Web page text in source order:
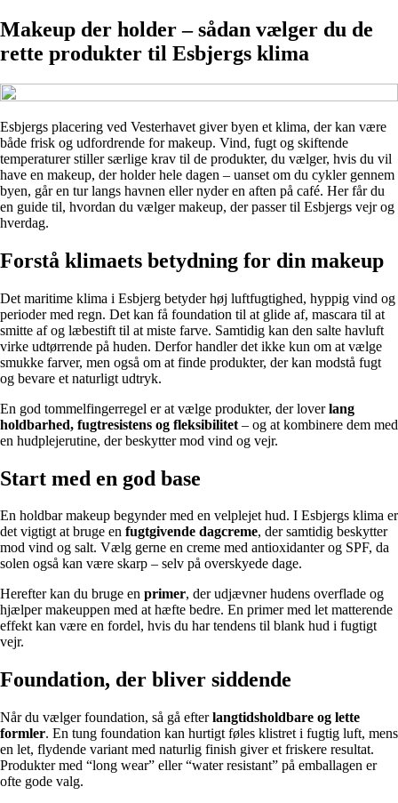
Makeup der holder – sådan vælger du de
rette produkter til Esbjergs klima
Esbjergs placering ved Vesterhavet giver byen et klima, der kan være
både frisk og udfordrende for makeup. Vind, fugt og skiftende
temperaturer stiller særlige krav til de produkter, du vælger, hvis du vil
have en makeup, der holder hele dagen – uanset om du cykler gennem
byen, går en tur langs havnen eller nyder en aften på café. Her får du
en guide til, hvordan du vælger makeup, der passer til Esbjergs vejr og
hverdag.
Forstå klimaets betydning for din makeup
Det maritime klima i Esbjerg betyder høj luftfugtighed, hyppig vind og
perioder med regn. Det kan få foundation til at glide af, mascara til at
smitte af og læbestift til at miste farve. Samtidig kan den salte havluft
virke udtørrende på huden. Derfor handler det ikke kun om at vælge
smukke farver, men også om at finde produkter, der kan modstå fugt
og bevare et naturligt udtryk.
En god tommelfingerregel er at vælge produkter, der loverlang
holdbarhed, fugtresistens og fleksibilitet – og at kombinere dem med
en hudplejerutine, der beskytter mod vind og vejr.
Start med en god base
En holdbar makeup begynder med en velplejet hud. I Esbjergs klima er
det vigtigt at bruge en fugtgivende dagcreme, der samtidig beskytter
mod vind og salt. Vælg gerne en creme med antioxidanter og SPF, da
solen også kan være skarp – selv på overskyede dage.
Herefter kan du bruge en primer, der udjævner hudens overflade og
hjælper makeuppen med at hæfte bedre. En primer med let matterende
effekt kan være en fordel, hvis du har tendens til blank hud i fugtigt
vejr.
Foundation, der bliver siddende
Når du vælger foundation, så gå efterlangtidsholdbare og lette
formler. En tung foundation kan hurtigt føles klistret i fugtig luft, mens
en let, flydende variant med naturlig finish giver et friskere resultat.
Produkter med “long wear” eller “water resistant” på emballagen er
ofte gode valg.